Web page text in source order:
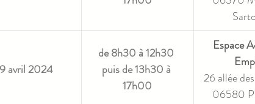
avril 2024
de 8h30 à 12h30
puis de 13h30 à
17h00
Espace
26 allée
06580